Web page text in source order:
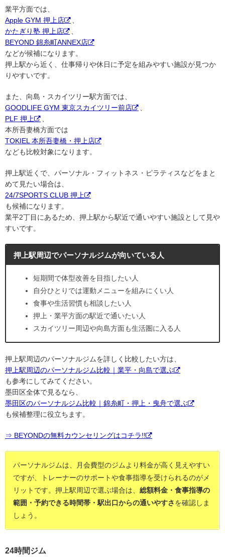
業平方面では、
Apple GYM 押上店
かたぎり塾 押上店
BEYOND 錦糸町ANNEX店
などが候補になります。
押上駅から近く、仕事帰りや休日に予定を組みやすい施設が見つか
りやすいです。
また、向島・スカイツリー駅方面では、
GOODLIFE GYM 東京スカイツリー前店
PLF 押上
本所吾妻橋方面では
TOKIEL 本所吾妻橋・押上店
なども比較対象になります。
押上駅近くで、パーソナル・フィットネス・ピラティスなどをまと
めて見たい場合は、
24/7SPORTS CLUB 押上
も候補になります。
業平2丁目にあるため、押上駅から駅近で通いやすい施設として見や
すいです。
押上駅周辺でパーソナルジムが向いている人
短期間で体型改善を目指したい人
自分ひとりでは運動メニューを組みにくい人
食事や生活習慣も相談したい人
押上・業平方面の駅近で通いたい人
スカイツリー周辺や向島方面も生活圏に入る人
押上駅周辺のパーソナルジムを詳しく比較したい方は、
押上駅周辺のパーソナルジム比較｜業平・向島で選ぶ
も参考にしてみてください。
墨田区全体で見るなら、
墨田区のパーソナルジム比較｜錦糸町・押上・曳舟で選ぶ
も候補整理に役立ちます。
⇒ BEYONDの無料カウンセリングはコチラ!!
パーソナルジムは、月会費型のジムより料金が高く見えやすい
ですが、トレーナーのサポートや食事指導を受けられるのがメ
リットです。押上駅周辺で選ぶ場合は、 総額料金・食事指導の
範囲・予約できる時間帯・駅出口からの通いやすさを確認しま
しょう。
24時間ジム